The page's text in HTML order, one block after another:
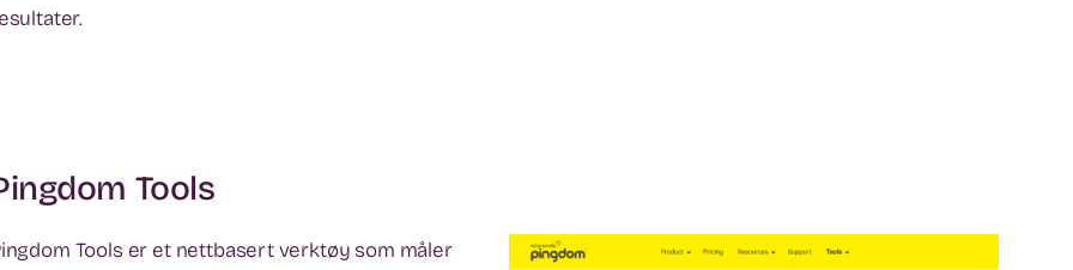
Tools
Tools er et nettbasert verktøy som måler